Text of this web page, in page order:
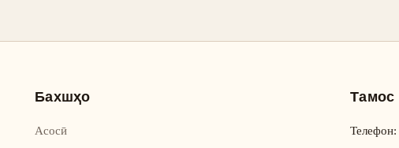
Бахшҳо
Асосӣ
Тамос
Телефон: